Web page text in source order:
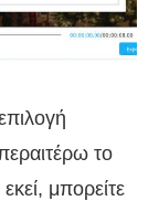
το
μπορείτε